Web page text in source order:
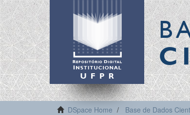
DSpace Home Base de Dados